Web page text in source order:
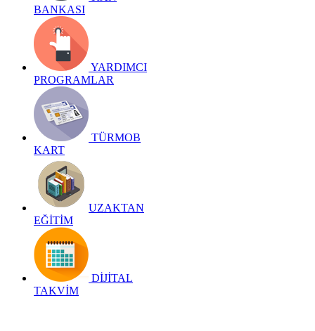
BANKASI
YARDIMCI
PROGRAMLAR
TÜRMOB
KART
UZAKTAN
EĞİTİM
DİJİTAL
TAKVİM